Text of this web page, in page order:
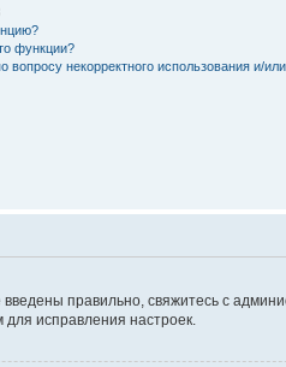
функции?
вопросу некорректного использования и/
правильно, свяжитесь с
исправления настроек.